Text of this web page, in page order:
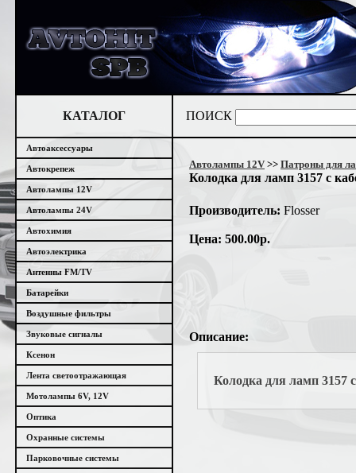
КАТАЛОГ
Автоаксессуары
Автокрепеж
Автолампы 12V
Автолампы 24V
Автохимия
Автоэлектрика
Антенны FM/TV
Батарейки
Воздушные фильтры
Звуковые сигналы
Ксенон
Лента светоотражающая
Мотолампы 6V, 12V
Оптика
Охранные системы
Парковочные системы
ПОИСК
Автолампы 12V>> Патроны для
Колодка для ламп 3157 с
Производитель: Flosser
Цена: 500.00р.
Описание:
Колодка для ламп 3157